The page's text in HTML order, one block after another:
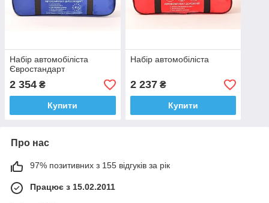
Набір автомобіліста
Євростандарт
2 354 ₴
Купити
Набір автомобіліста
2 237₴
Купити
Про нас
97% позитивних з 155 відгуків за рік
Працює з 15.02.2011